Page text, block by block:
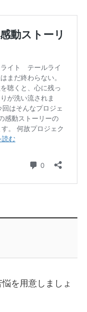
を用意しましょ